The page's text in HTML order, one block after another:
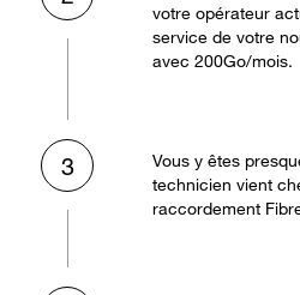
votre opérateur
service de votre
avec 200Go/mois.
3
Vous y êtes
technicien vient
raccordement